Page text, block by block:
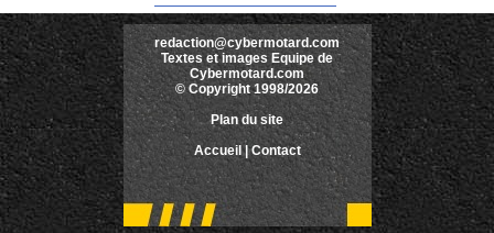
redaction@cybermotard.com
Textes et images Equipe de
Cybermotard.com
© Copyright 1998/2026
Plan du site
Accueil |Contact